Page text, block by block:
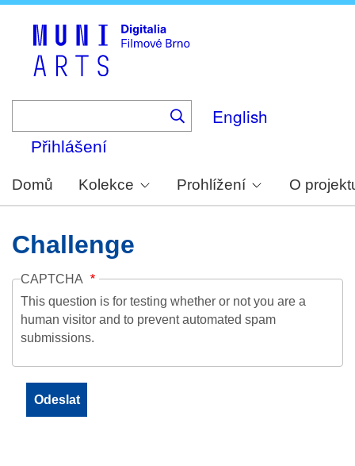
English
Přihlášení
Domů Kolekce Prohlížení O
Challenge
CAPTCHA
This question is for testing whether or not you are a
human visitor and to prevent automated spam
submissions.